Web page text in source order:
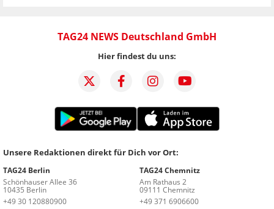
TAG24 NEWS Deutschland GmbH
Hier findest du uns:
Unsere Redaktionen direkt für Dich vor Ort:
TAG24 Berlin
Schönhauser Allee 36
10435 Berlin
+49 30 120880900
TAG24 Chemnitz
Am Rathaus 2
09111 Chemnitz
+49 371 6906600